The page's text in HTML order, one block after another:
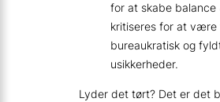
for at skabe balance
kritiseres for at være
bureaukratisk og
usikkerheder.
Lyder det tørt? Det er det